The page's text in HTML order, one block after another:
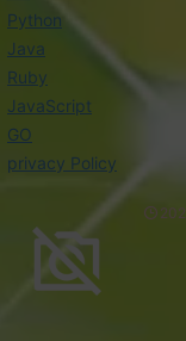
Python
Java
Ruby
JavaScript
GO
privacy Policy